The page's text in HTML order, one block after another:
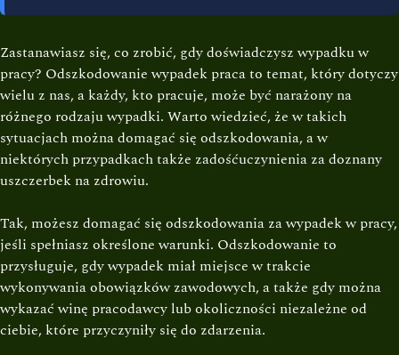
Zastanawiasz się, co zrobić, gdy doświadczysz wypadku w
pracy? Odszkodowanie wypadek praca to temat, który dotyczy
wielu z nas, a każdy, kto pracuje, może być narażony na
różnego rodzaju wypadki. Warto wiedzieć, że w takich
sytuacjach można domagać się odszkodowania, a w
niektórych przypadkach także zadośćuczynienia za doznany
uszczerbek na zdrowiu.
Tak, możesz domagać się odszkodowania za wypadek w pracy,
jeśli spełniasz określone warunki. Odszkodowanie to
przysługuje, gdy wypadek miał miejsce w trakcie
wykonywania obowiązków zawodowych, a także gdy można
wykazać winę pracodawcy lub okoliczności niezależne od
ciebie, które przyczyniły się do zdarzenia.